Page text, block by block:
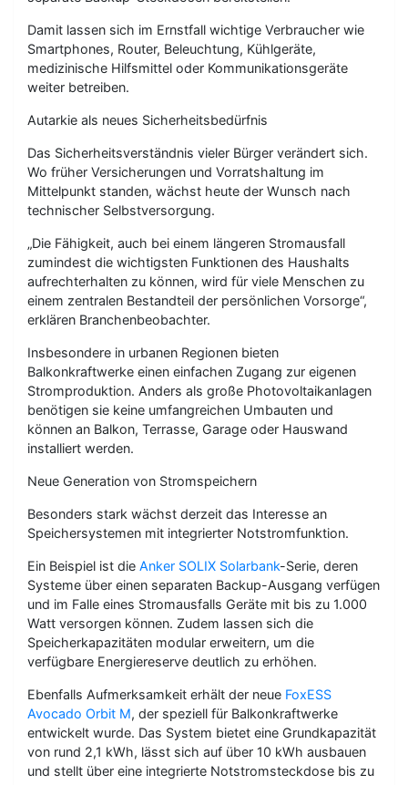
Damit lassen sich im Ernstfall wichtige Verbraucher wie
Smartphones, Router, Beleuchtung, Kühlgeräte,
medizinische Hilfsmittel oder Kommunikationsgeräte
weiter betreiben.
Autarkie als neues Sicherheitsbedürfnis
Das Sicherheitsverständnis vieler Bürger verändert sich.
Wo früher Versicherungen und Vorratshaltung im
Mittelpunkt standen, wächst heute der Wunsch nach
technischer Selbstversorgung.
„Die Fähigkeit, auch bei einem längeren Stromausfall
zumindest die wichtigsten Funktionen des Haushalts
aufrechterhalten zu können, wird für viele Menschen zu
einem zentralen Bestandteil der persönlichen Vorsorge“,
erklären Branchenbeobachter.
Insbesondere in urbanen Regionen bieten
Balkonkraftwerke einen einfachen Zugang zur eigenen
Stromproduktion. Anders als große Photovoltaikanlagen
benötigen sie keine umfangreichen Umbauten und
können an Balkon, Terrasse, Garage oder Hauswand
installiert werden.
Neue Generation von Stromspeichern
Besonders stark wächst derzeit das Interesse an
Speichersystemen mit integrierter Notstromfunktion.
Ein Beispiel ist die Anker SOLIX Solarbank-Serie, deren
Systeme über einen separaten Backup-Ausgang verfügen
und im Falle eines Stromausfalls Geräte mit bis zu 1.000
Watt versorgen können. Zudem lassen sich die
Speicherkapazitäten modular erweitern, um die
verfügbare Energiereserve deutlich zu erhöhen.
Ebenfalls Aufmerksamkeit erhält der neue FoxESS
Avocado Orbit M, der speziell für Balkonkraftwerke
entwickelt wurde. Das System bietet eine Grundkapazität
von rund 2,1 kWh, lässt sich auf über 10 kWh ausbauen
und stellt über eine integrierte Notstromsteckdose bis zu